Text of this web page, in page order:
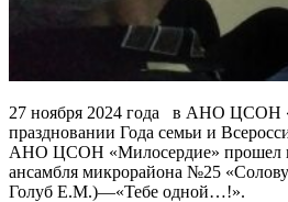
27 ноября 2024 года в АНО ЦСОН
праздновании Года семьи и
АНО ЦСОН «Милосердие» прошел
ансамбля микрорайона №25
Голуб Е.М.)—«Тебе одной…!».